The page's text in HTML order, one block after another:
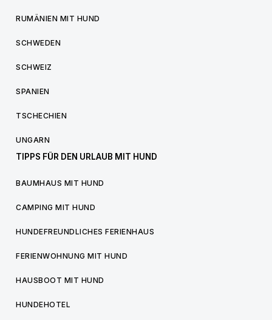
RUMÄNIEN MIT HUND
SCHWEDEN
SCHWEIZ
SPANIEN
TSCHECHIEN
UNGARN
TIPPS FÜR DEN URLAUB MIT HUND
BAUMHAUS MIT HUND
CAMPING MIT HUND
HUNDEFREUNDLICHES FERIENHAUS
FERIENWOHNUNG MIT HUND
HAUSBOOT MIT HUND
HUNDEHOTEL